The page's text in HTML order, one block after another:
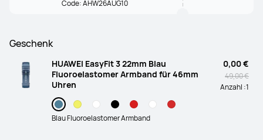
Code: AHW26AUG10
Geschenk
HUAWEI EasyFit 3 22mm Blau
Fluoroelastomer Armband für 46mm
Uhren
Blau Fluoroelastomer Armband
0,00 €
49,00 €
Anzahl :1